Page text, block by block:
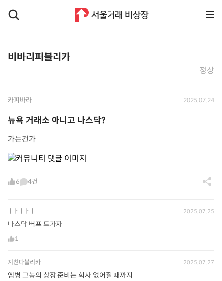
비바리퍼블리카
정상
카피바라 2025.07.24
뉴욕 거래소 아니고 나스닥?
가는건가
6 4건
ㅣㅏㅣㅏㅣ 2025.07.25
나스닥 버프 드가자
1
지친다블리카 2025.07.27
옘병 그놈의 상장 준비는 회사 없어질 때까지